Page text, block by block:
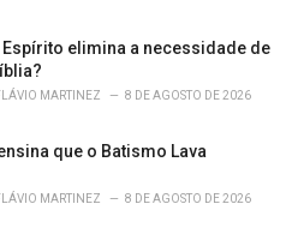
elimina a necessidade de
MARTINEZ 8 DE AGOSTO DE 2026
que o Batismo Lava
MARTINEZ 8 DE AGOSTO DE 2026